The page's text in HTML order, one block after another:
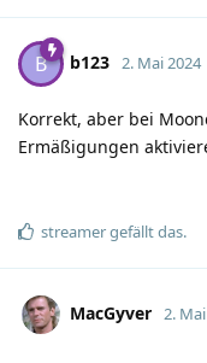
B b123 2. Mai 2024
Korrekt, aber bei
Ermäßigungen
streamergefällt das.
MacGyver 2.